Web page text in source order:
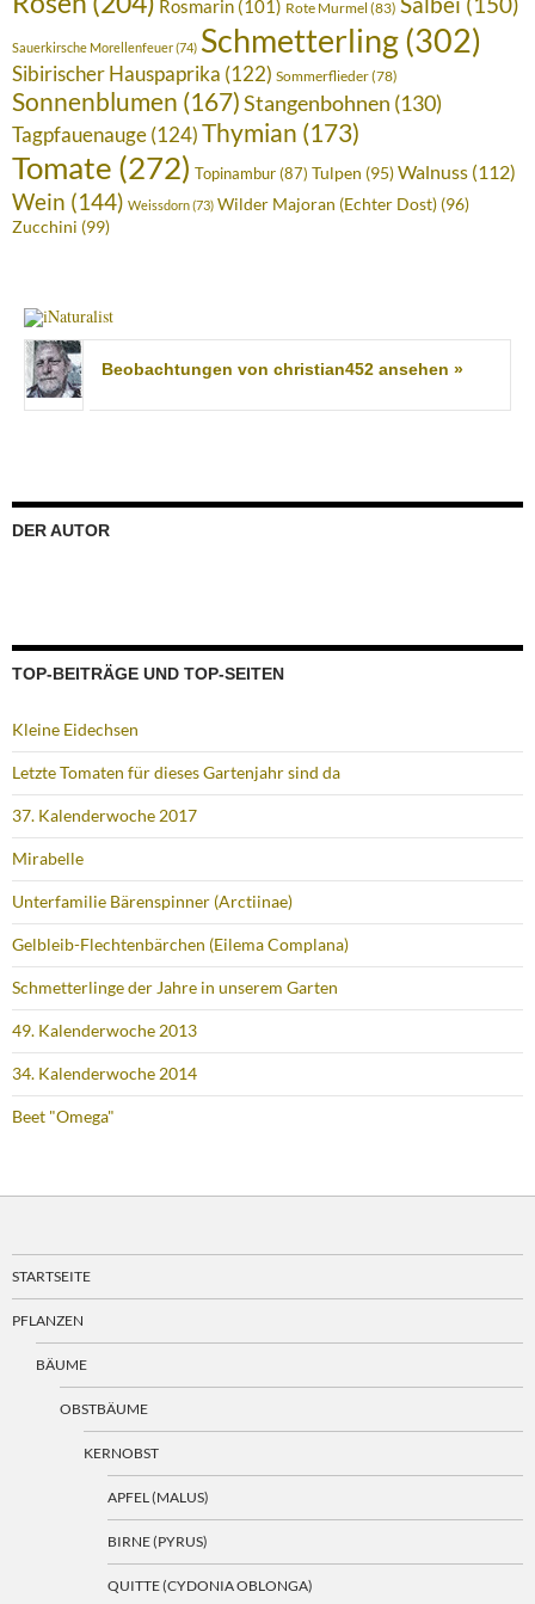
Rosmarin (101) Rote Murmel (83)
Sauerkirsche Morellenfeuer(74) Schmetterling(302)
Sibirischer Hauspaprika (122) Sommerflieder(78)
Sonnenblumen (167)Stangenbohnen (130)
Tagpfauenauge(124)Thymian (173)
Tomate (272) Topinambur(87) Tulpen (95)Walnuss (112)
Wein (144) Weissdorn(73) Wilder Majoran (Echter Dost) (96)
Zucchini (99)
Beobachtungen von christian452 ansehen »
DER AUTOR
TOP-BEITRÄGE UND TOP-SEITEN
Kleine Eidechsen
Letzte Tomaten für dieses Gartenjahr sind da
37. Kalenderwoche 2017
Mirabelle
Unterfamilie Bärenspinner (Arctiinae)
Gelbleib-Flechtenbärchen (Eilema Complana)
Schmetterlinge der Jahre in unserem Garten
49. Kalenderwoche 2013
34. Kalenderwoche 2014
Beet "Omega"
STARTSEITE
PFLANZEN
BÄUME
OBSTBÄUME
KERNOBST
APFEL (MALUS)
BIRNE (PYRUS)
QUITTE (CYDONIA OBLONGA)